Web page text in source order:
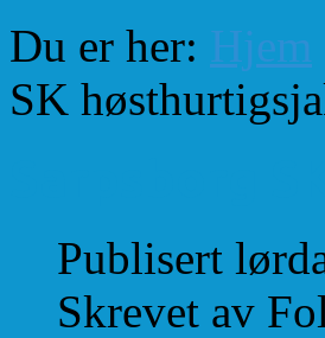
Du er her: Hjem
SK
Publisert
Skrevet av